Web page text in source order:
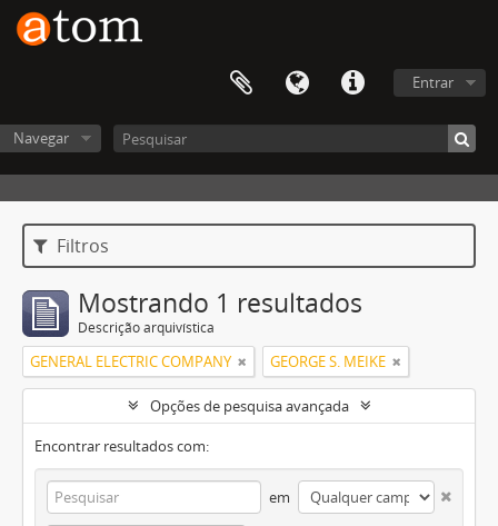
Entrar
Navegar
Filtros
Mostrando 1 resultados
Descrição arquivística
GENERAL ELECTRIC COMPANY GEORGE S. MEIKE
Opções de pesquisa avançada
Encontrar resultados com:
em